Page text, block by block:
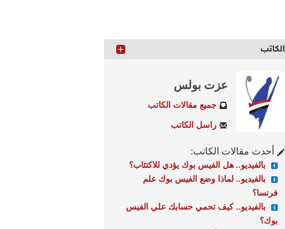
الكاتب
عزت بولس
جميع مقالات الكاتب
راسل الكاتب
أحدث مقالات الكاتب:
بالفيديو.. هل الفيس بوك يؤدي للاكتئاب؟
بالفيديو.. لماذا وضع الفيس بوك علم
فرنسا؟
بالفيديو.. كيف تحمي حسابك علي الفيس
بوك؟